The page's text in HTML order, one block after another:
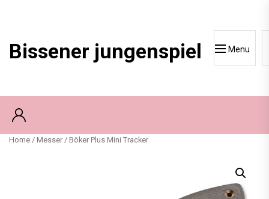
Bissener jungenspiel Menu
Home / Messer / Böker Plus Mini Tracker